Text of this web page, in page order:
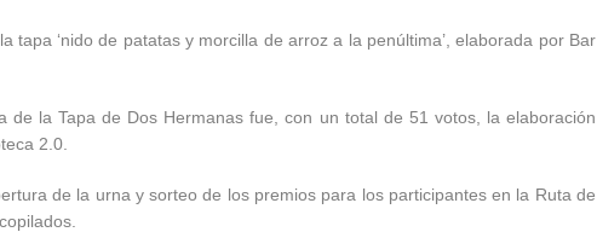
tapa ‘nido de patatas y morcilla de arroz a la penúltima’, elaborada por Bar
la Tapa de Dos Hermanas fue, con un total de 51 votos, la elaboración
2.0.
de la urna y sorteo de los premios para los participantes en la Ruta de